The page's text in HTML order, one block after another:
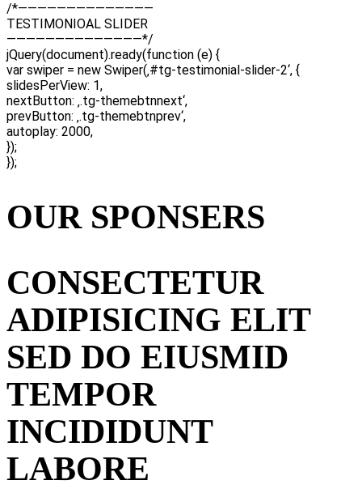
/*——————————————
TESTIMONIOAL SLIDER
——————————————*/
jQuery(document).ready(function (e) {
var swiper = new Swiper(‚#tg-testimonial-slider-2‘, {
slidesPerView: 1,
nextButton: ‚.tg-themebtnnext‘,
prevButton: ‚.tg-themebtnprev‘,
autoplay: 2000,
});
});
OUR SPONSERS
CONSECTETUR
ADIPISICING ELIT
SED DO EIUSMID
TEMPOR
INCIDIDUNT
LABORE